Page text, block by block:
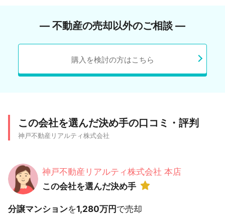
― 不動産の売却以外のご相談 ―
購入を検討の方はこちら
この会社を選んだ決め手の口コミ・評判
神戸不動産リアルティ株式会社
神戸不動産リアルティ株式会社 本店
この会社を選んだ決め手
分譲マンションを1,280万円で売却